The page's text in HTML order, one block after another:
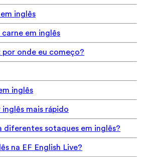
inglês
em inglês
por onde eu começo?
inglês
mais rápido
diferentes sotaques em inglês?
na EF English Live?